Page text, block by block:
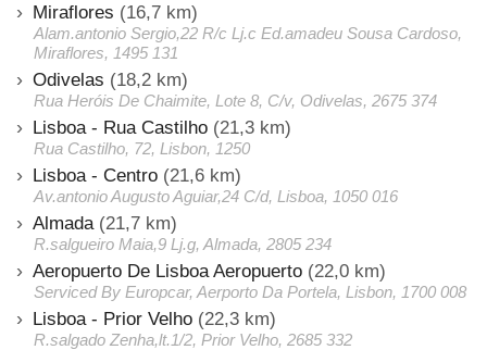
Miraflores (16,7 km)
Alam.antonio Sergio,22 R/c Lj.c Ed.amadeu Sousa Cardoso,
Miraflores, 1495 131
Odivelas (18,2 km)
Rua Heróis De Chaimite, Lote 8, C/v, Odivelas, 2675 374
Lisboa - Rua Castilho (21,3 km)
Rua Castilho, 72, Lisbon, 1250
Lisboa - Centro (21,6 km)
Av.antonio Augusto Aguiar,24 C/d, Lisboa, 1050 016
Almada (21,7 km)
R.salgueiro Maia,9 Lj.g, Almada, 2805 234
Aeropuerto De Lisboa Aeropuerto (22,0 km)
Serviced By Europcar, Aerporto Da Portela, Lisbon, 1700 008
Lisboa - Prior Velho (22,3 km)
R.salgado Zenha,lt.1/2, Prior Velho, 2685 332